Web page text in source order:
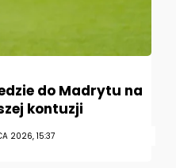
do Madrytu na
kontuzji
2026, 15:37